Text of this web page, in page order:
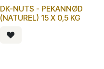
DK-NUTS - PEKANNØD
(NATUREL) 15 X 0,5 KG